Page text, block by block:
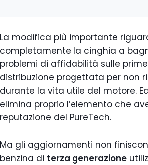
La modifica più importante
completamente la cinghia a
problemi di affidabilità sulle
distribuzione progettata per non
durante la vita utile del motore.
elimina proprio l’elemento che
reputazione del PureTech.
Ma gli aggiornamenti non
benzina di terza generazione